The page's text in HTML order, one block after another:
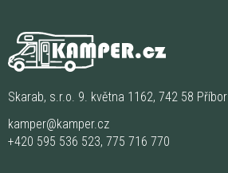
Skarab, s.r.o. 9. května 1162, 742 58 Příbor
kamper@kamper.cz
+420 595 536 523, 775 716 770